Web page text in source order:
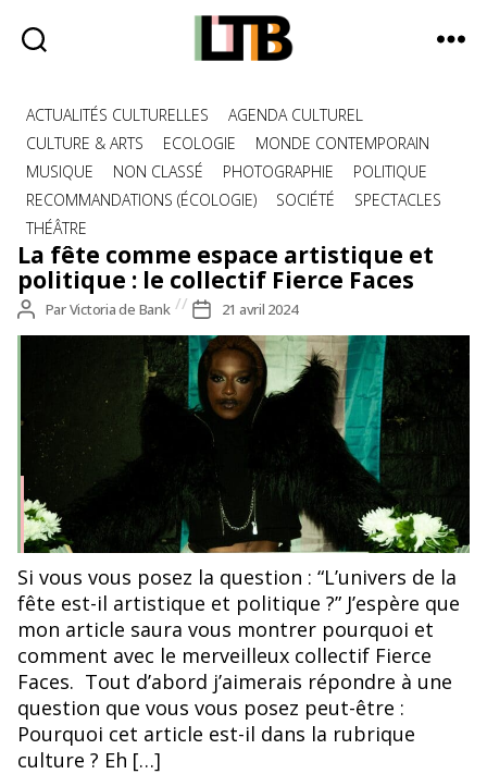
Tote
Bag
-
Média
d'information
Catégories
ACTUALITÉS CULTURELLES
AGENDA CULTUREL
CULTURE & ARTS
ECOLOGIE
MONDE CONTEMPORAIN
MUSIQUE
NON CLASSÉ PHOTOGRAPHIE
POLITIQUE
RECOMMANDATIONS (ÉCOLOGIE)
SOCIÉTÉ
SPECTACLES
THÉÂTRE
La fête comme espace artistique et
politique : le collectif Fierce Faces
Auteur
de
ParVictoria de Bank
Date
de
l’article
21 avril 2024
Si vous vous posez la question : “L’univers de la
fête est-il artistique et politique ?” J’espère que
mon article saura vous montrer pourquoi et
comment avec le merveilleux collectif Fierce
Faces. Tout d’abord j’aimerais répondre à une
question que vous vous posez peut-être :
Pourquoi cet article est-il dans la rubrique
culture ? Eh […]